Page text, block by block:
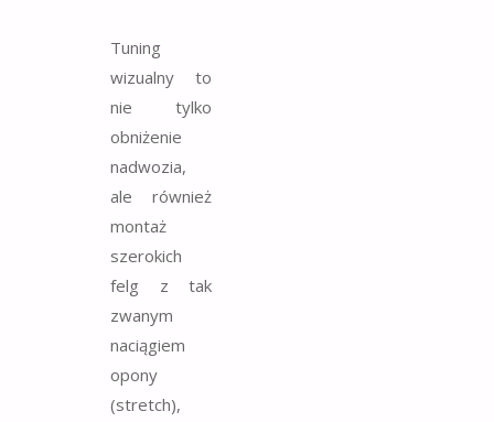
Tuning
wizualny to
nie tylko
obniżenie
nadwozia,
ale również
montaż
szerokich
felg z tak
zwanym
naciągiem
opony
(stretch),